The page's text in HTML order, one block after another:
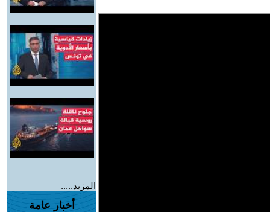
المزيد.....
أخبار عامة